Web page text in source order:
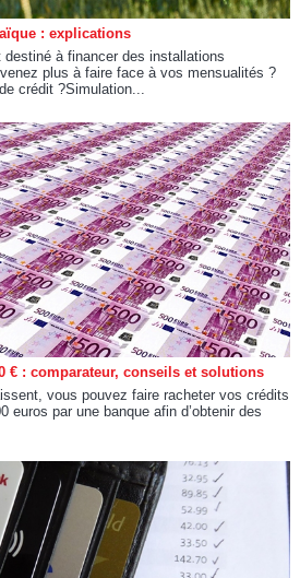
: explications
à financer des installations
plus à faire face à vos mensualités ?
crédit ?Simulation...
€ : comparateur, conseils et solutions
vous pouvez faire racheter vos crédits
euros par une banque afin d’obtenir des